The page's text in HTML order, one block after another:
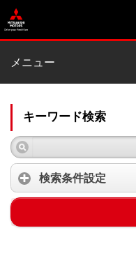
メニュー
キーワード検索
検索条件設定